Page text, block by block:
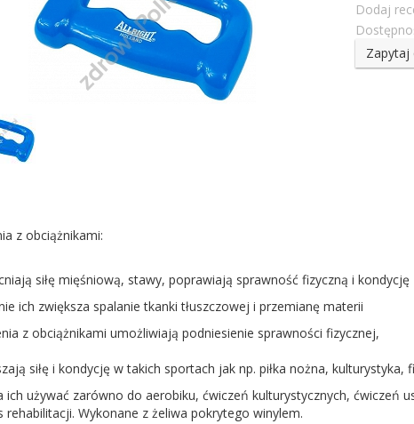
Dodaj
Zapytaj
z obciążnikami:
siłę mięśniową, stawy, poprawiają sprawność fizyczną i kondycję
ich zwiększa spalanie tkanki tłuszczowej i przemianę materii
z obciążnikami umożliwiają podniesienie sprawności fizycznej,
siłę i kondycję w takich sportach jak np. piłka nożna, kulturystyka,
ich używać zarówno do aerobiku, ćwiczeń kulturystycznych, ćwiczeń
rehabilitacji. Wykonane z żeliwa pokrytego winylem.